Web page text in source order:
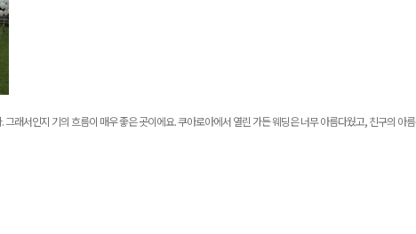
.그래서인지 기의 흐름이 매우 좋은 곳이에요.쿠아로아에서 열린 가든 웨딩은 너무 아름다웠고,친구의 아